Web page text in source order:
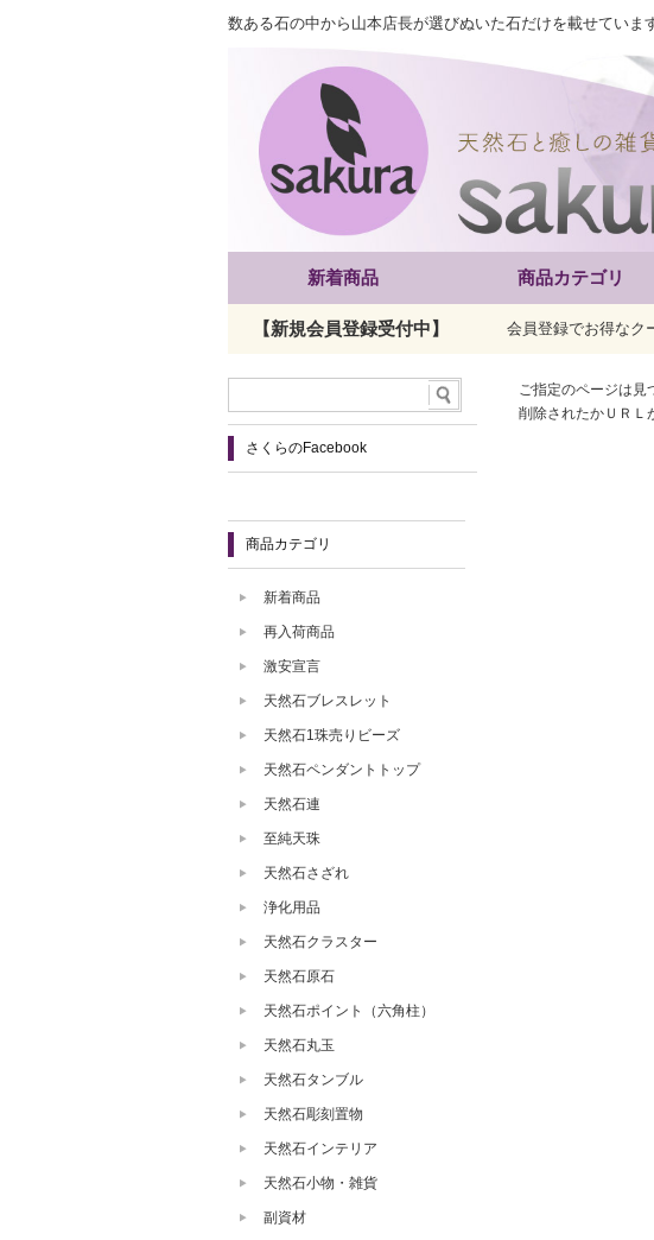
数ある石の中から山本店長が選びぬいた石だけを載せていま
新着商品 商品カテゴリ
【新規会員登録受付中】 会員登録でお得なク
ご指定のページは見
削除されたかＵＲＬ
さくらのFacebook
商品カテゴリ
新着商品
再入荷商品
激安宣言
天然石ブレスレット
天然石1珠売りビーズ
天然石ペンダントトップ
天然石連
至純天珠
天然石さざれ
浄化用品
天然石クラスター
天然石原石
天然石ポイント（六角柱）
天然石丸玉
天然石タンブル
天然石彫刻置物
天然石インテリア
天然石小物・雑貨
副資材